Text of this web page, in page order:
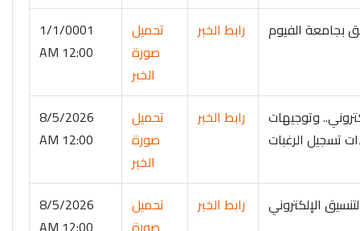
بجامعة الفيوم رابط الخبر
تحميل
صورة
الخبر
1/1/0001
12:00 AM
وتوجيهات
تسجيل الرغبات
رابط الخبر
تحميل
صورة
الخبر
8/5/2026
12:00 AM
الإلكتروني رابط الخبر
تحميل
8/5/2026